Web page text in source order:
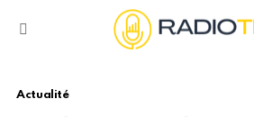
Actualité